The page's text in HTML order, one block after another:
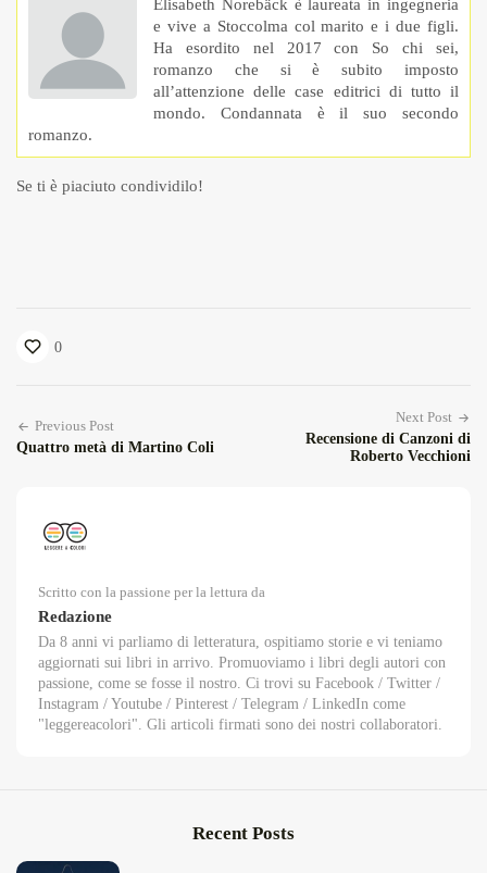
Elisabeth Norebäck è laureata in ingegneria
e vive a Stoccolma col marito e i due figli.
Ha esordito nel 2017 con So chi sei,
romanzo che si è subito imposto
all’attenzione delle case editrici di tutto il
mondo. Condannata è il suo secondo
romanzo.
Se ti è piaciuto condividilo!
0
Previous Post
Quattro metà di Martino Coli
Next Post
Recensione di Canzoni di
Roberto Vecchioni
Scritto con la passione per la lettura da
Redazione
Da 8 anni vi parliamo di letteratura, ospitiamo storie e vi teniamo
aggiornati sui libri in arrivo. Promuoviamo i libri degli autori con
passione, come se fosse il nostro. Ci trovi su Facebook / Twitter /
Instagram / Youtube / Pinterest / Telegram / LinkedIn come
"leggereacolori". Gli articoli firmati sono dei nostri collaboratori.
Recent Posts